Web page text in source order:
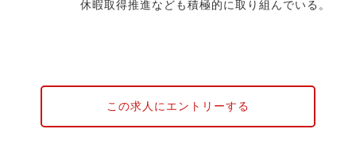
休暇取得推進なども積極的に取り組んでいる。
この求人にエントリーする